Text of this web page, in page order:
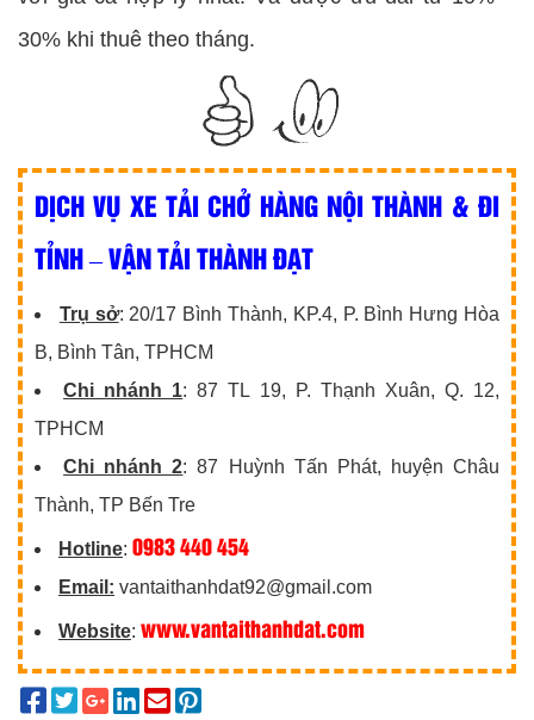
30% khi thuê theo tháng.
DỊCH VỤ XE TẢI CHỞ HÀNG NỘI THÀNH & ĐI
TỈNH – VẬN TẢI THÀNH ĐẠT
Trụ sở: 20/17 Bình Thành, KP.4, P. Bình Hưng Hòa
B, Bình Tân, TPHCM
Chi nhánh 1: 87 TL 19, P. Thạnh Xuân, Q. 12,
TPHCM
Chi nhánh 2: 87 Huỳnh Tấn Phát, huyện Châu
Thành, TP Bến Tre
Hotline: 0983 440 454
Email: vantaithanhdat92@gmail.com
Website: www.vantaithanhdat.com